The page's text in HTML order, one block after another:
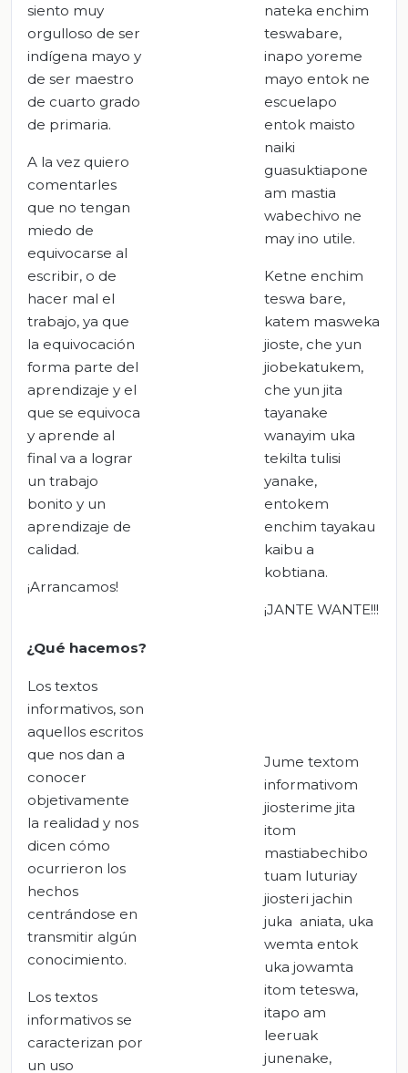
siento muy
orgulloso de ser
indígena mayo y
de ser maestro
de cuarto grado
de primaria.
A la vez quiero
comentarles
que no tengan
miedo de
equivocarse al
escribir, o de
hacer mal el
trabajo, ya que
la equivocación
forma parte del
aprendizaje y el
que se equivoca
y aprende al
final va a lograr
un trabajo
bonito y un
aprendizaje de
calidad.
¡Arrancamos!
nateka enchim
teswabare,
inapo yoreme
mayo entok ne
escuelapo
entok maisto
naiki
guasuktiapone
am mastia
wabechivo ne
may ino utile.
Ketne enchim
teswa bare,
katem masweka
jioste, che yun
jiobekatukem,
che yun jita
tayanake
wanayim uka
tekilta tulisi
yanake,
entokem
enchim tayakau
kaibu a
kobtiana.
¡JANTE WANTE!!!
¿Qué hacemos?
Los textos
informativos, son
aquellos escritos
que nos dan a
conocer
objetivamente
la realidad y nos
dicen cómo
ocurrieron los
hechos
centrándose en
transmitir algún
conocimiento.
Los textos
informativos se
caracterizan por
un uso
Jume textom
informativom
jiosterime jita
itom
mastiabechibo
tuam luturiay
jiosteri jachin
juka aniata, uka
wemta entok
uka jowamta
itom teteswa,
itapo am
leeruak
junenake,